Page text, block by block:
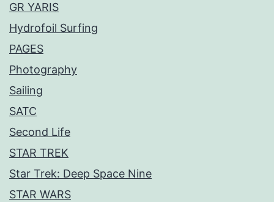
GR YARIS
Hydrofoil Surfing
PAGES
Photography
Sailing
SATC
Second Life
STAR TREK
Star Trek: Deep Space Nine
STAR WARS